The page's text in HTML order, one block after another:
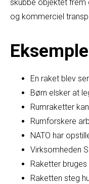
skubbe objektet frem
og kommerciel
En raket blev
Børn elsker at
Rumraketter
Rumforskere
NATO har
Virksomheden
Raketter
Raketten steg